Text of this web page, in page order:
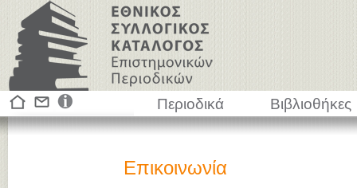
Περιοδικά Βιβλιοθήκες
Επικοινωνία